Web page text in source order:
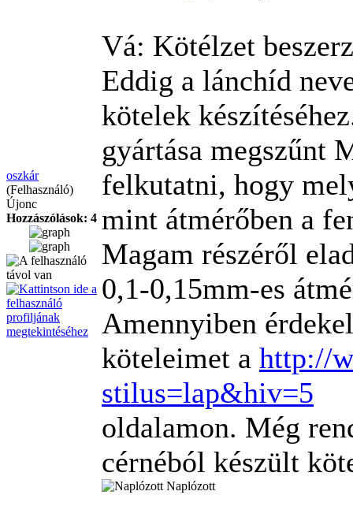
oszkár
(Felhasználó)
Újonc
Hozzászólások: 4
Vá: Kötélzet
Eddig a lánchíd
kötelek
gyártása megszűnt
felkutatni, hogy
mint átmérőben a
Magam részéről
0,1-0,15mm-es
Amennyiben
köteleimet a http://
stilus=lap&hiv=5
oldalamon. Még
cérnéból készült
Naplózott